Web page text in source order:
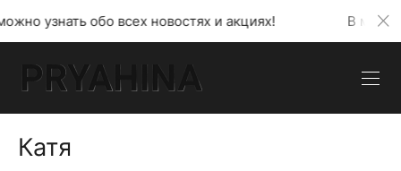
новостях и акциях! В моем телеграмм канале
Катя